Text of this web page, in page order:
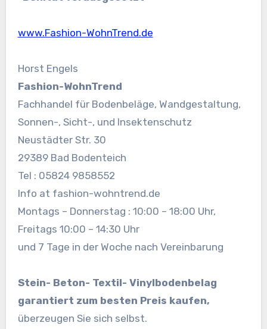
www.Fashion-WohnTrend.de
Horst Engels
Fashion-WohnTrend
Fachhandel für Bodenbeläge, Wandgestaltung,
Sonnen-, Sicht-, und Insektenschutz
Neustädter Str. 30
29389 Bad Bodenteich
Tel : 05824 9858552
Info at fashion-wohntrend.de
Montags – Donnerstag : 10:00 – 18:00 Uhr,
Freitags 10:00 – 14:30 Uhr
und 7 Tage in der Woche nach Vereinbarung
Stein- Beton- Textil- Vinylbodenbelag
garantiert zum besten Preis kaufen,
überzeugen Sie sich selbst.